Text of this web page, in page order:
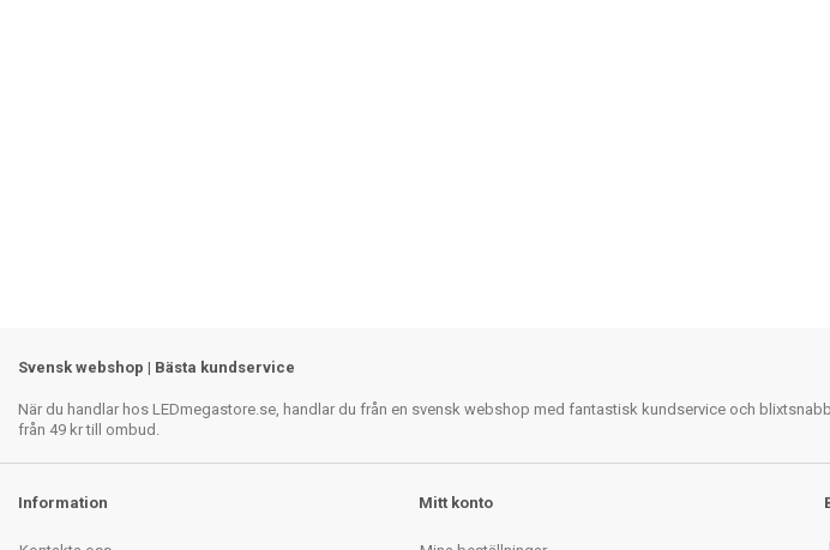
Svensk webshop | Bästa kundservice
När du handlar hos LEDmegastore.se, handlar du från en svensk webshop med fantastisk kundservice och
från 49 kr till ombud.
Information Mitt konto